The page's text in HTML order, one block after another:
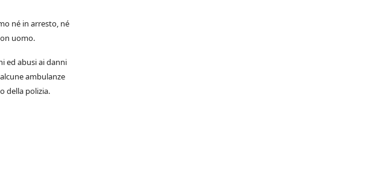
né in arresto, né
uomo.
ed abusi ai danni
ambulanze
della polizia.